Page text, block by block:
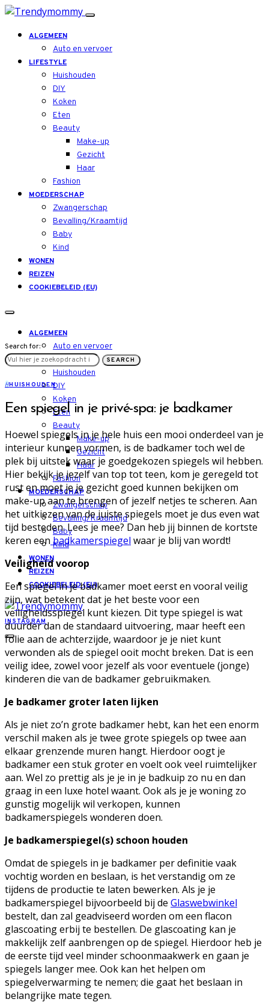
ALGEMEEN
Auto en vervoer
LIFESTYLE
Huishouden
DIY
Koken
Eten
Beauty
Make-up
Gezicht
Haar
Fashion
MOEDERSCHAP
Zwangerschap
Bevalling/Kraamtijd
Baby
Kind
WONEN
REIZEN
COOKIEBELEID (EU)
ALGEMEEN
Auto en vervoer
LIFESTYLE
Huishouden
DIY
Koken
Eten
Beauty
Make-up
Gezicht
Haar
Fashion
MOEDERSCHAP
Zwangerschap
Bevalling/Kraamtijd
Baby
Kind
WONEN
REIZEN
COOKIEBELEID (EU)
INSTAGRAM
Search for:
SEARCH
HHUISHOUDEN
Een spiegel in je privé-spa: je badkamer
Hoewel spiegels in je hele huis een mooi onderdeel van je
interieur kunnen vormen, is de badkamer toch wel de
plek bij uitstek waar je goedgekozen spiegels wil hebben.
Hier bekijk je jezelf van top tot teen, kom je geregeld tot
rust en moet je je gezicht goed kunnen bekijken om
make-up aan te brengen of jezelf netjes te scheren. Aan
het uitkiezen van de juiste spiegels moet je dus even wat
tijd besteden. Lees je mee? Dan heb jij binnen de kortste
keren een badkamerspiegel waar je blij van wordt!
Veiligheid voorop
Een spiegel in je badkamer moet eerst en vooral veilig
zijn, wat betekent dat je het beste voor een
veiligheidsspiegel kunt kiezen. Dit type spiegel is wat
duurder dan de standaard uitvoering, maar heeft een
folie aan de achterzijde, waardoor je je niet kunt
verwonden als de spiegel ooit mocht breken. Dat is een
veilig idee, zowel voor jezelf als voor eventuele (jonge)
kinderen die van de badkamer gebruikmaken.
Je badkamer groter laten lijken
Als je niet zo’n grote badkamer hebt, kan het een enorm
verschil maken als je twee grote spiegels op twee aan
elkaar grenzende muren hangt. Hierdoor oogt je
badkamer een stuk groter en voelt ook veel ruimtelijker
aan. Wel zo prettig als je je in je badkuip zo nu en dan
graag in een luxe hotel waant. Ook als je je woning zo
gunstig mogelijk wil verkopen, kunnen
badkamerspiegels wonderen doen.
Je badkamerspiegel(s) schoon houden
Omdat de spiegels in je badkamer per definitie vaak
vochtig worden en beslaan, is het verstandig om ze
tijdens de productie te laten bewerken. Als je je
badkamerspiegel bijvoorbeeld bij de Glaswebwinkel
bestelt, dan zal geadviseerd worden om een flacon
glascoating erbij te bestellen. De glascoating kan je
makkelijk zelf aanbrengen op de spiegel. Hierdoor heb je
de eerste tijd veel minder schoonmaakwerk en gaan je
spiegels langer mee. Ook kan het helpen om
spiegelverwarming te nemen; die gaat het beslaan in
belangrijke mate tegen.